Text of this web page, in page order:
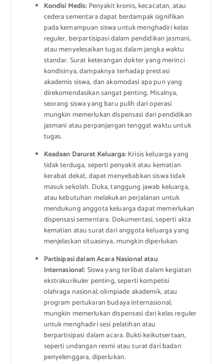
Kondisi Medis: Penyakit kronis, kecacatan, atau
cedera sementara dapat berdampak signifikan
pada kemampuan siswa untuk menghadiri kelas
reguler, berpartisipasi dalam pendidikan jasmani,
atau menyelesaikan tugas dalam jangka waktu
standar. Surat keterangan dokter yang merinci
kondisinya, dampaknya terhadap prestasi
akademis siswa, dan akomodasi apa pun yang
direkomendasikan sangat penting. Misalnya,
seorang siswa yang baru pulih dari operasi
mungkin memerlukan dispensasi dari pendidikan
jasmani atau perpanjangan tenggat waktu untuk
tugas.
Keadaan Darurat Keluarga:Krisis keluarga yang
tidak terduga, seperti penyakit atau kematian
kerabat dekat, dapat menyebabkan siswa tidak
masuk sekolah. Duka, tanggung jawab keluarga,
atau kebutuhan melakukan perjalanan untuk
mendukung anggota keluarga dapat memerlukan
dispensasi sementara. Dokumentasi, seperti akta
kematian atau surat dari anggota keluarga yang
menjelaskan situasinya, mungkin diperlukan.
Partisipasi dalam Acara Nasional atau
Internasional:Siswa yang terlibat dalam kegiatan
ekstrakurikuler penting, seperti kompetisi
olahraga nasional, olimpiade akademik, atau
program pertukaran budaya internasional,
mungkin memerlukan dispensasi dari kelas reguler
untuk menghadiri sesi pelatihan atau
berpartisipasi dalam acara. Bukti keikutsertaan,
seperti undangan resmi atau surat dari badan
penyelenggara, diperlukan.